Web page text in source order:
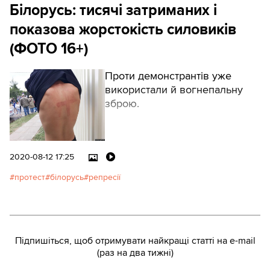
Білорусь: тисячі затриманих і
показова жорстокість силовиків
(ФОТО 16+)
Проти демонстрантів уже
використали й вогнепальну
зброю.
2020-08-12 17:25
протест білорусь репресії
Підпишіться, щоб отримувати найкращі статті на e-mail
(раз на два тижні)